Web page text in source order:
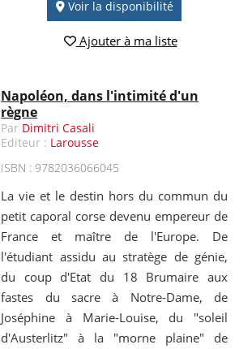
Voir la disponibilité
Ajouter à ma liste
Napoléon, dans l'intimité d'un
règne
Par Dimitri Casali
Editeur : Larousse
ISBN : 9782036066045
La vie et le destin hors du commun du
petit caporal corse devenu empereur de
France et maître de l'Europe. De
l'étudiant assidu au stratège de génie,
du coup d'Etat du 18 Brumaire aux
fastes du sacre à Notre-Dame, de
Joséphine à Marie-Louise, du "soleil
d'Austerlitz" à la "morne plaine" de